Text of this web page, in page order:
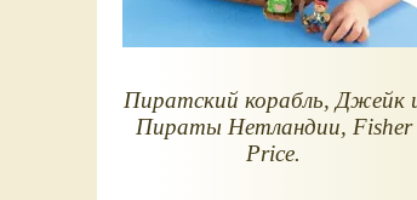
Пиратский корабль, Джейк
Пираты Нетландии, Fisher
Price.